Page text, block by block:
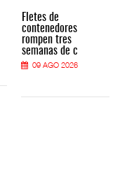
Fletes de
contenedores
rompen tres
semanas de c
09 AGO 2026